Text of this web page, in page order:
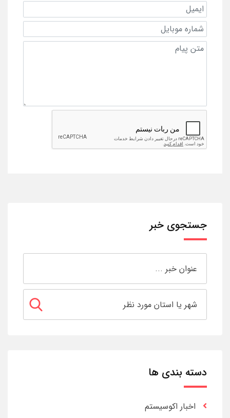
جستجوی خبر
دسته بندی ها
اخبار اکوسیستم